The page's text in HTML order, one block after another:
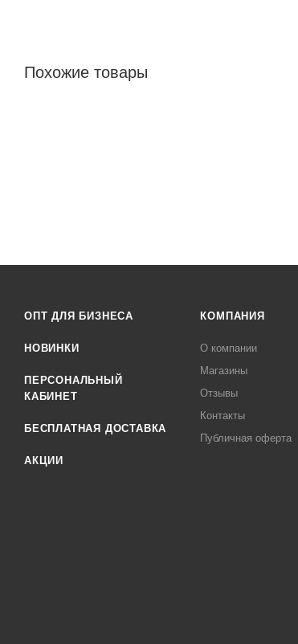
Похожие товары
ОПТ ДЛЯ БИЗНЕСА
НОВИНКИ
ПЕРСОНАЛЬНЫЙ
КАБИНЕТ
БЕСПЛАТНАЯ ДОСТАВКА
АКЦИИ
КОМПАНИЯ
О компании
Магазины
Отзывы
Контакты
Публичная оферта